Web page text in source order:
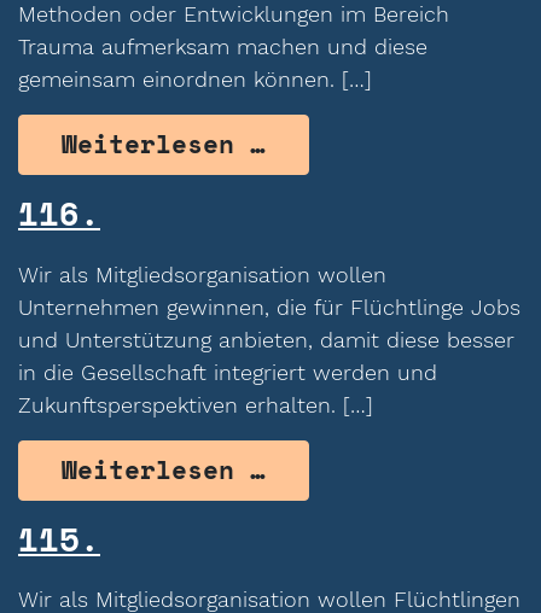
Methoden oder Entwicklungen im Bereich
Trauma aufmerksam machen und diese
gemeinsam einordnen können. […]
Weiterlesen …from 117.
116.
Wir als Mitgliedsorganisation wollen
Unternehmen gewinnen, die für Flüchtlinge Jobs
und Unterstützung anbieten, damit diese besser
in die Gesellschaft integriert werden und
Zukunftsperspektiven erhalten. […]
Weiterlesen …from 116.
115.
Wir als Mitgliedsorganisation wollen Flüchtlingen